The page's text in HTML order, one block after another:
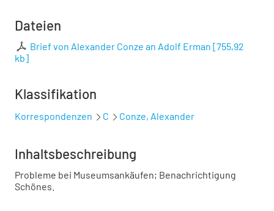
Dateien
Brief von Alexander Conze an Adolf Erman [755,92
kb]
Klassifikation
Korrespondenzen C Conze, Alexander
Inhaltsbeschreibung
Probleme bei Museumsankäufen; Benachrichtigung
Schönes.